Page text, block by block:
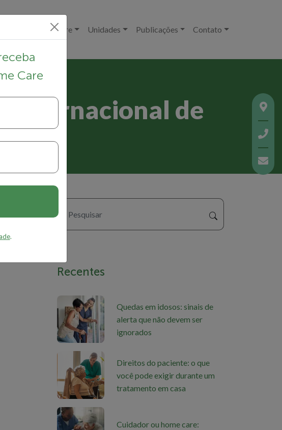
Home Care Unidades Publicações Contato
Internacional de
Recentes
Quedas em idosos: sinais de
alerta que não devem ser
ignorados
Direitos do paciente: o que
você pode exigir durante um
tratamento em casa
Cuidador ou home care:
Care
.